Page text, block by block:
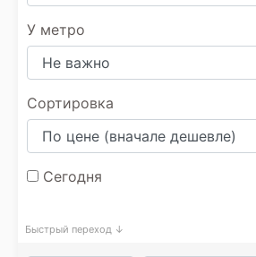
У метро
Сортировка
Сегодня
Быстрый переход ↓